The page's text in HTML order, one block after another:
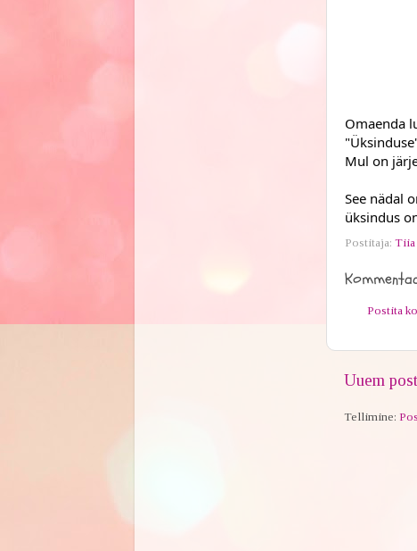
Omaenda
Mul on
See nädal
üksindus
Postitaja: Tiia
Postita
Uuem
Tellimine: